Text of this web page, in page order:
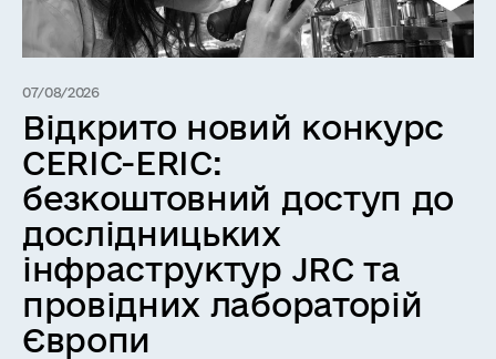
07/08/2026
Відкрито новий конкурс
CERIC-ERIC:
безкоштовний доступ до
дослідницьких
інфраструктур JRC та
провідних лабораторій
Європи